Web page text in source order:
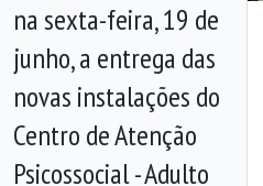
na sexta-feira, 19 de
junho, a entrega das
novas instalações do
Centro de Atenção
Psicossocial - Adulto